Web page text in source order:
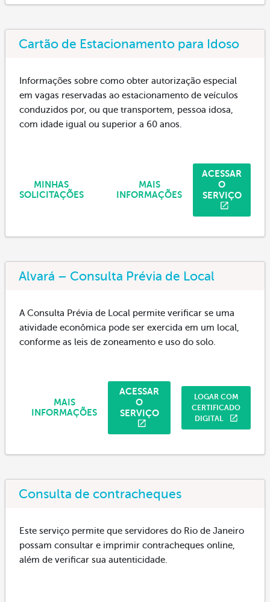
Cartão de Estacionamento para Idoso
Informações sobre como obter autorização especial
em vagas reservadas ao estacionamento de veículos
conduzidos por, ou que transportem, pessoa idosa,
com idade igual ou superior a 60 anos.
ACESSAR
O
SERVIÇO
MAIS
INFORMAÇÕES
MINHAS
SOLICITAÇÕES
Alvará – Consulta Prévia de Local
A Consulta Prévia de Local permite verificar se uma
atividade econômica pode ser exercida em um local,
conforme as leis de zoneamento e uso do solo.
LOGAR COM
CERTIFICADO
DIGITAL
ACESSAR
O
SERVIÇO
MAIS
INFORMAÇÕES
Consulta de contracheques
Este serviço permite que servidores do Rio de Janeiro
possam consultar e imprimir contracheques online,
além de verificar sua autenticidade.